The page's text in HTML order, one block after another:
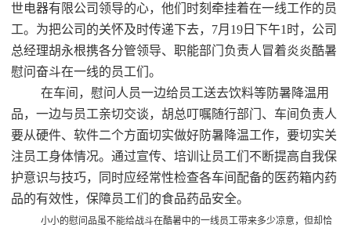
世电器有限公司领导的心，他们时刻牵挂着在一线工作的员
工。为把公司的关怀及时传递下去， 7月 19 日下午1 时，公司
总经理胡永根携各分管领导、职能部门负责人冒着炎炎酷暑
慰问奋斗在一线的员工们。
在车间，慰问人员一边给员工送去饮料等防暑降温用
品，一边与员工亲切交谈，胡总叮嘱随行部门、车间负责人
要从硬件、软件二个方面切实做好防暑降温工作，要切实关
注员工身体情况。通过宣传、培训让员工们不断提高自我保
护意识与技巧，同时应经常性检查各车间配备的医药箱内药
品的有效性，保障员工们的食品药品安全。
小小的慰问品虽不能给战斗在酷暑中的一线员工带来多少凉意，但却恰